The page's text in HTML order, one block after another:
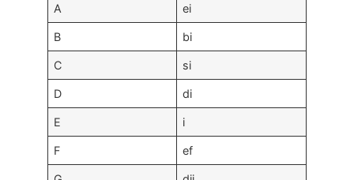
A ei
B bi
C si
D di
E i
F ef